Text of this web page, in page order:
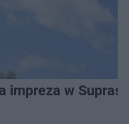
impreza w